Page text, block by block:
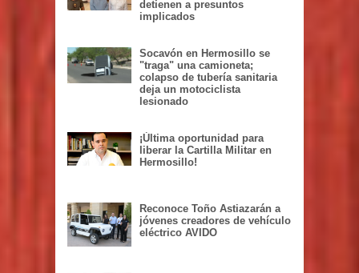
detienen a presuntos
implicados
Socavón en Hermosillo se
"traga" una camioneta;
colapso de tubería sanitaria
deja un motociclista
lesionado
¡Última oportunidad para
liberar la Cartilla Militar en
Hermosillo!
Reconoce Toño Astiazarán a
jóvenes creadores de vehículo
eléctrico AVIDO